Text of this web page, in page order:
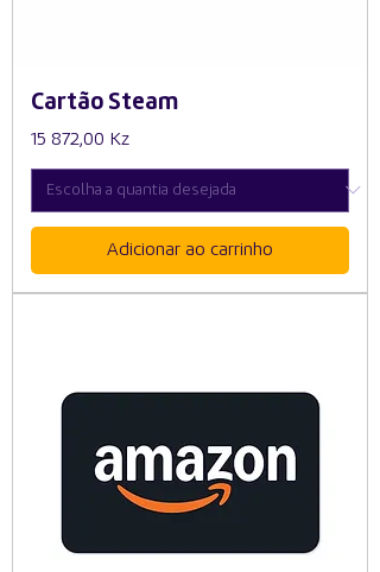
Cartão Steam
Preço
15 872,00 Kz
Adicionar ao carrinho